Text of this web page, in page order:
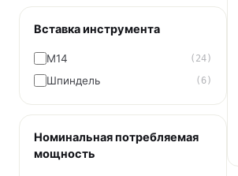
Вставка инструмента
M14 (24)
Шпиндель (6)
Номинальная потребляемая
мощность